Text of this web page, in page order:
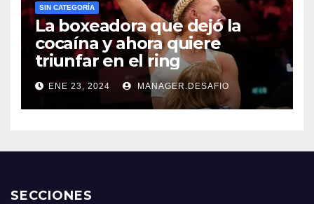
SIN CATEGORÍA
La boxeadora que dejó la
cocaína y ahora quiere
triunfar en el ring​
ENE 23, 2024 MANAGER.DESAFIO
SECCIONES